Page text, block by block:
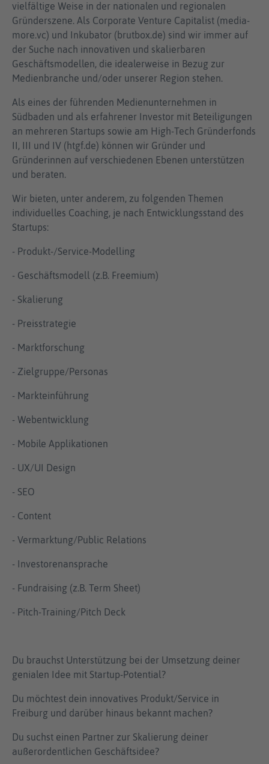
vielfältige Weise in der nationalen und regionalen
Gründerszene. Als Corporate Venture Capitalist (media-
more.vc) und Inkubator (brutbox.de) sind wir immer auf
der Suche nach innovativen und skalierbaren
Geschäftsmodellen, die idealerweise in Bezug zur
Medienbranche und/oder unserer Region stehen.
Als eines der führenden Medienunternehmen in
Südbaden und als erfahrener Investor mit Beteiligungen
an mehreren Startups sowie am High-Tech Gründerfonds
II, III und IV (htgf.de) können wir Gründer und
Gründerinnen auf verschiedenen Ebenen unterstützen
und beraten.
Wir bieten, unter anderem, zu folgenden Themen
individuelles Coaching, je nach Entwicklungsstand des
Startups:
- Produkt-/Service-Modelling
- Geschäftsmodell (z.B. Freemium)
- Skalierung
- Preisstrategie
- Marktforschung
- Zielgruppe/Personas
- Markteinführung
- Webentwicklung
- Mobile Applikationen
- UX/UI Design
- SEO
- Content
- Vermarktung/Public Relations
- Investorenansprache
- Fundraising (z.B. Term Sheet)
- Pitch-Training/Pitch Deck
Du brauchst Unterstützung bei der Umsetzung deiner
genialen Idee mit Startup-Potential?
Du möchtest dein innovatives Produkt/Service in
Freiburg und darüber hinaus bekannt machen?
Du suchst einen Partner zur Skalierung deiner
außerordentlichen Geschäftsidee?